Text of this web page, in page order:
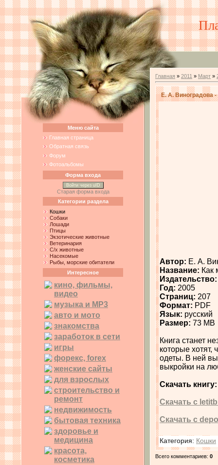
Меню сайта
Главная страница
Обратная связь
Форум
Фотоальбомы
Форма входа
Войти через uID
Старая форма входа
Категории раздела
Кошки
Собаки
Лошади
Птицы
Экзотические животные
Ветеринария
С/х животные
Насекомые
Рыбы, морские обитатели
Интересное
кино, фильмы,
видео
музыка и MP3
авто и мото
знакомства
заработок в сети
игры
форекс, forex
женские сайты
для взрослых
строительство и
ремонт
недвижимость
бытовая техника
здоровье и
медицина
красота,
косметика
Главная » 2011 » Март »
Е. А. Виноградова -
Автор: Е. А.
Название: Как
Издательство:
Год: 2005
Страниц: 207
Формат: PDF
Язык: русский
Размер: 73 MB
Книга станет
которые
одеты. В ней вы
выкройки на
Скачать книгу:
Скачать c
Скачать c
Категория: Кошки
Всего комментариев: 0